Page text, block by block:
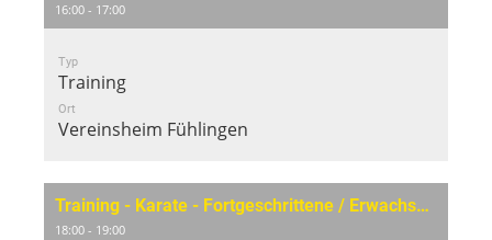
16:00 - 17:00
Typ
Training
Ort
Vereinsheim Fühlingen
Training - Karate - Fortgeschrittene / Erwachsene
18:00 - 19:00